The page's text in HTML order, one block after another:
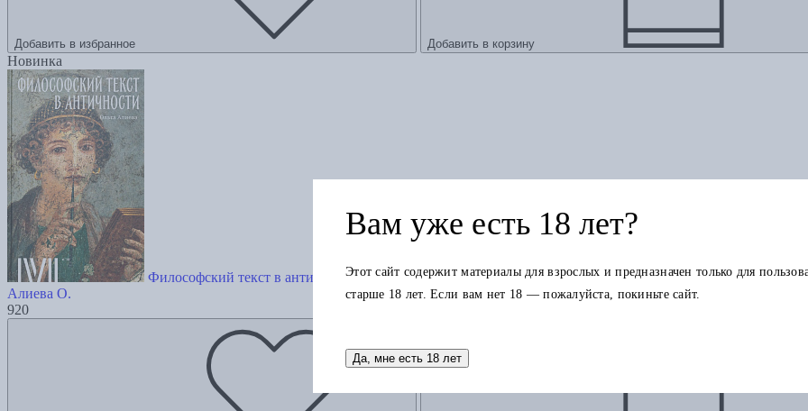
Добавить в избранное Добавить в корзину
Новинка
Философский текст в античности
Алиева О.
920
Вам уже есть 18 лет?
Этот сайт содержит материалы для взрослых и предназначен только для
старше 18 лет. Если вам нет 18 — пожалуйста, покиньте сайт.
Да, мне есть 18 лет